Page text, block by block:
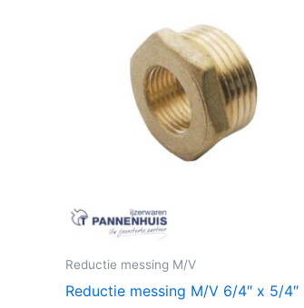
Reductie messing M/V
Reductie messing M/V 6/4″ x 5/4″